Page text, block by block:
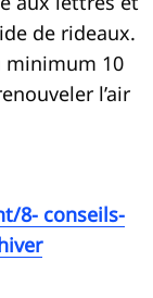
de rideaux.
minimum 10
l’air
8- conseils-